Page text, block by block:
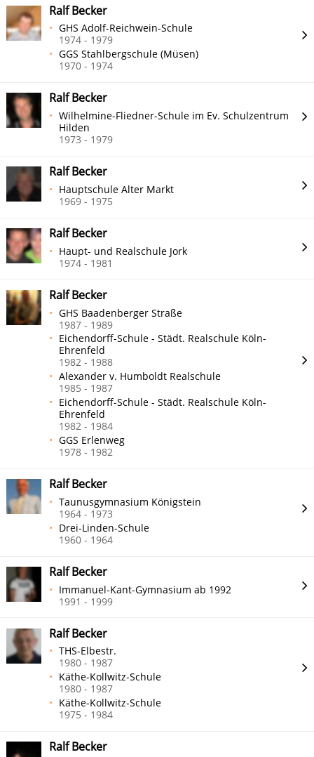
Ralf Becker
GHS Adolf-Reichwein-Schule
1974 - 1979
GGS Stahlbergschule (Müsen)
1970 - 1974
Ralf Becker
Wilhelmine-Fliedner-Schule im Ev. Schulzentrum
Hilden
1973 - 1979
Ralf Becker
Hauptschule Alter Markt
1969 - 1975
Ralf Becker
Haupt- und Realschule Jork
1974 - 1981
Ralf Becker
GHS Baadenberger Straße
1987 - 1989
Eichendorff-Schule - Städt. Realschule Köln-
Ehrenfeld
1982 - 1988
Alexander v. Humboldt Realschule
1985 - 1987
Eichendorff-Schule - Städt. Realschule Köln-
Ehrenfeld
1982 - 1984
GGS Erlenweg
1978 - 1982
Ralf Becker
Taunusgymnasium Königstein
1964 - 1973
Drei-Linden-Schule
1960 - 1964
Ralf Becker
Immanuel-Kant-Gymnasium ab 1992
1991 - 1999
Ralf Becker
THS-Elbestr.
1980 - 1987
Käthe-Kollwitz-Schule
1980 - 1987
Käthe-Kollwitz-Schule
1975 - 1984
Ralf Becker